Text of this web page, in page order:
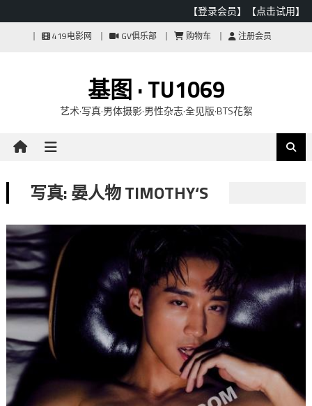
【登录会员】 【点击试用】
419电影网 GV俱乐部 购物车 注册会员
基图 · TU1069
艺术·写真·男体摄影·男性杂志·全见版·BTS花絮
写真: 晏人物 TIMOTHY‘S